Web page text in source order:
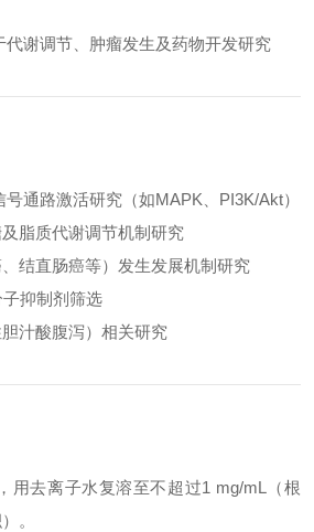
代谢调节、肿瘤发生及药物开发研究
通路激活研究（如MAPK、PI3K/Akt）
脂质代谢调节机制研究
结直肠癌等）发生发展机制研究
抑制剂筛选
汁酸腹泻）相关研究
用去离子水复溶至不超过1 mg/mL（根
。